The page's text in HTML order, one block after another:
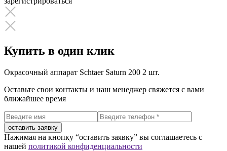
Купить в один клик
Окрасочный аппарат Schtaer Saturn 200 2 шт.
Оставьте свои контакты и наш менеджер свяжется с вами
ближайшее время
оставить заявку
Нажимая на кнопку “оставить заявку” вы соглашаетесь с
нашей политикой конфиденциальности